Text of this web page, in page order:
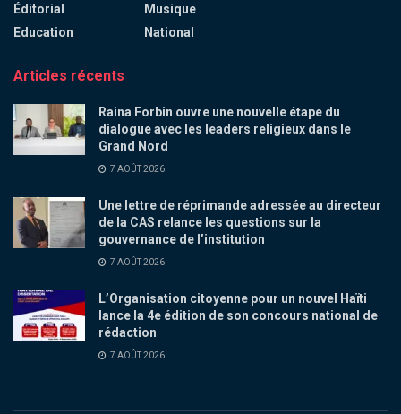
Éditorial
Education
Musique
National
Articles récents
Raina Forbin ouvre une nouvelle étape du
dialogue avec les leaders religieux dans le
Grand Nord
7 AOÛT 2026
Une lettre de réprimande adressée au directeur
de la CAS relance les questions sur la
gouvernance de l’institution
7 AOÛT 2026
L’Organisation citoyenne pour un nouvel Haïti
lance la 4e édition de son concours national de
rédaction
7 AOÛT 2026